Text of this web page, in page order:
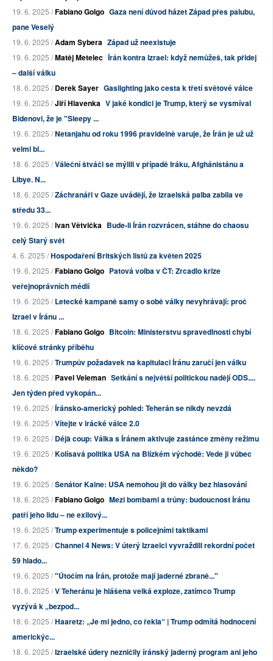
19. 6. 2025 /Fabiano Golgo Gaza není důvod házet Západ přes palubu,
pane Veselý
19. 6. 2025 /Adam Sybera Západ už neexistuje
19. 6. 2025 /Matěj Metelec Írán kontra Izrael: když nemůžeš, tak přidej
– další válku
18. 6. 2025 /Derek Sayer Gaslighting jako cesta k třetí světové válce
19. 6. 2025 /Jiří Hlavenka V jaké kondici je Trump, který se vysmíval
Bidenovi, že je "Sleepy ...
19. 6. 2025 /Netanjahu od roku 1996 pravidelně varuje, že Írán je už už
velmi bl...
18. 6. 2025 /Váleční štváči se mýlili v případě Iráku, Afghánistánu a
Libye. N...
18. 6. 2025 /Záchranáři v Gaze uvádějí, že izraelská palba zabila ve
středu 33...
19. 6. 2025 /Ivan Větvička Bude-li Írán rozvrácen, stáhne do chaosu
celý Starý svět
4. 6. 2025 /Hospodaření Britských listů za květen 2025
19. 6. 2025 /Fabiano Golgo Patová volba v ČT: Zrcadlo krize
veřejnoprávních médií
19. 6. 2025 /Letecké kampaně samy o sobě války nevyhrávají: proč
Izrael v Íránu ...
18. 6. 2025 /Fabiano Golgo Bitcoin: Ministerstvu spravedlnosti chybí
klíčové stránky příběhu
19. 6. 2025 /Trumpův požadavek na kapitulaci Íránu zaručí jen válku
18. 6. 2025 /Pavel Veleman Setkání s největší politickou nadějí ODS....
Jen týden před vykopán...
19. 6. 2025 /Íránsko-americký pohled: Teherán se nikdy nevzdá
19. 6. 2025 /Vítejte v irácké válce 2.0
19. 6. 2025 /Déjà coup: Válka s Íránem aktivuje zastánce změny režimu
19. 6. 2025 /Kolísavá politika USA na Blízkém východě: Vede ji vůbec
někdo?
19. 6. 2025 /Senátor Kaine: USA nemohou jít do války bez hlasování
18. 6. 2025 /Fabiano Golgo Mezi bombami a trůny: budoucnost Íránu
patří jeho lidu – ne exilový...
19. 6. 2025 /Trump experimentuje s policejními taktikami
17. 6. 2025 /Channel 4 News: V úterý Izraelci vyvraždili rekordní počet
59 hlado...
19. 6. 2025 /"Útočím na Írán, protože mají jaderné zbraně..."
18. 6. 2025 /V Teheránu je hlášena velká exploze, zatímco Trump
vyzývá k „bezpod...
18. 6. 2025 /Haaretz: „Je mi jedno, co řekla“ | Trump odmítá hodnocení
americkýc...
18. 6. 2025 /Izraelské údery nezničily íránský jaderný program ani jeho